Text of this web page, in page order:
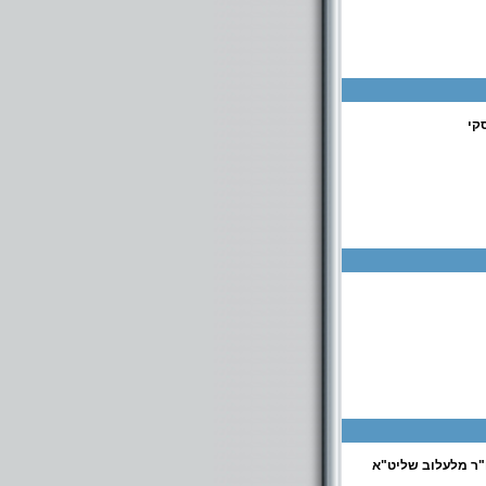
מלעלוב שליט"א